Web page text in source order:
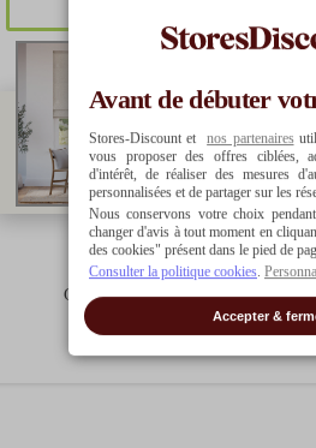
Garantie
5 ans
Expédié sous
10 à 15 jours
Avant de débuter
Stores-Discount etnos partenaires
vous proposer des offres ciblées,
d'intérêt, de réaliser des mesures
personnalisées et de partager sur les
Nous conservons votre choix
changer d'avis à tout moment en
des cookies" présent dans le pied de
Consulter la politique cookies.
Accepter &